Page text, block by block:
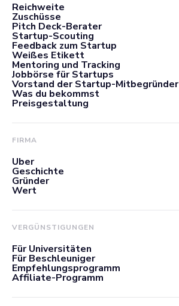
Reichweite
Zuschüsse
Pitch Deck-Berater
Startup-Scouting
Feedback zum Startup
Weißes Etikett
Mentoring und Tracking
Jobbörse für Startups
Vorstand der Startup-Mitbegründer
Was du bekommst
Preisgestaltung
FIRMA
Über
Geschichte
Gründer
Wert
VERGÜNSTIGUNGEN
Für Universitäten
Für Beschleuniger
Empfehlungsprogramm
Affiliate-Programm